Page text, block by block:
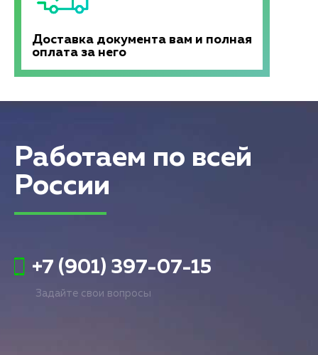
Доставка документа вам и полная
оплата за него
Работаем по всей
России
+7 (901) 397-07-15
Задайте свои вопросы